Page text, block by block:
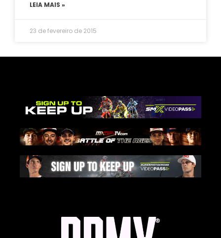
LEIA MAIS »
23 de fevereiro de 2015